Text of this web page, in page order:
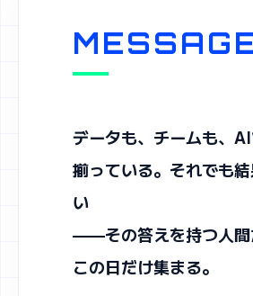
データも、チームも、
揃っている。それでも
い
——その答えを持つ人間
この日だけ集まる。